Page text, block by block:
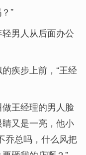
”
男人从后面办公
疾步上前，“王经
王经理的男人脸
又是一亮，他小
乔总吗，什么风把